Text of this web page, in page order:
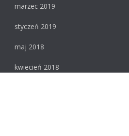
marzec 2019
styczeń 2019
maj 2018
kwiecień 2018